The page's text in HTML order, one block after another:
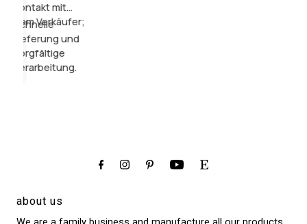
Kontakt mit
dem Verkäufer;
Schnelle
Lieferung und
sorgfältige
Verarbeitung.
about us